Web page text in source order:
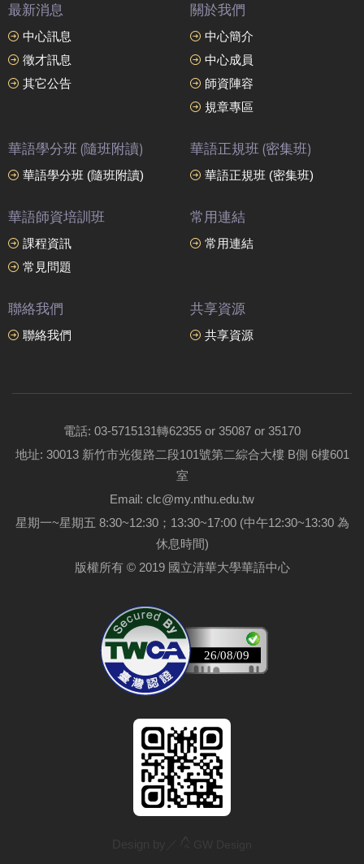
最新消息
中心訊息
徵才訊息
其它公告
關於我們
中心簡介
中心成員
師資陣容
規章專區
華語學分班 (隨班附讀)
華語學分班 (隨班附讀)
華語正規班 (密集班)
華語正規班 (密集班)
華語師資培訓班
課程資訊
常見問題
常用連結
常用連結
聯絡我們
聯絡我們
共享資源
共享資源
電話: 03-5715131轉62355 or 35087 or 35170
地址: 30013 新竹市光復路二段101號第二綜合大樓 B側 6樓601
室
Email: clc@my.nthu.edu.tw
星期一~星期五 8:30~12:30；13:30~17:00 (中午12:30~13:30 為
休息時間)
版權所有 © 2019 國立清華大學華語中心
26/08/09